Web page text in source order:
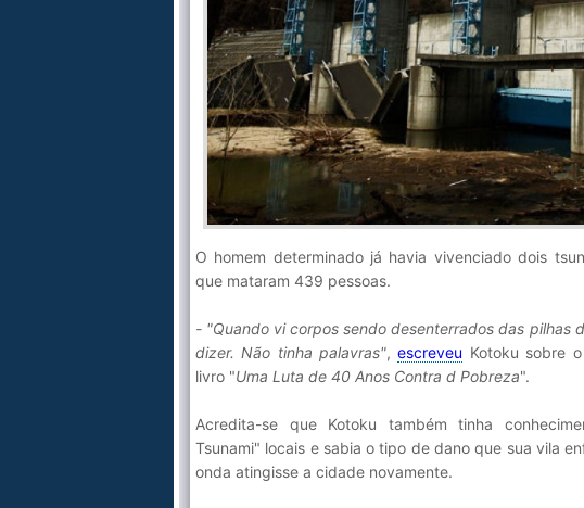
O homem determinado já havia vivenciado dois
que mataram 439 pessoas.
- "Quando vi corpos sendo desenterrados das pilhas
dizer. Não tinha palavras",escreveu Kotoku sobre
livro "Uma Luta de 40 Anos Contra d Pobreza".
Acredita-se que Kotoku também tinha
Tsunami" locais e sabia o tipo de dano que sua vila
onda atingisse a cidade novamente.